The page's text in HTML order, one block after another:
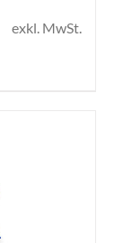
exkl. MwSt.